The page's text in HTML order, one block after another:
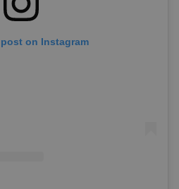
on Instagram